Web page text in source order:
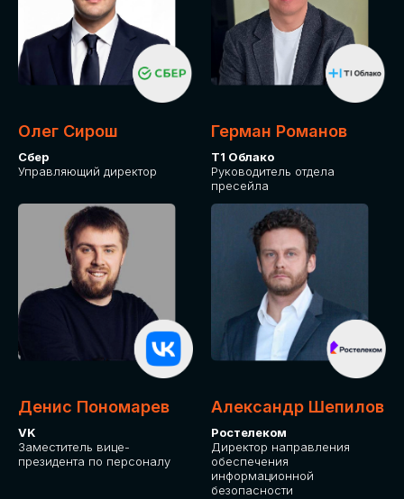
Олег Сирош
Сбер
Управляющий директор
Герман Романов
Т1 Облако
Руководитель отдела
пресейла
Денис Пономарев
VK
Заместитель вице-
президента по персоналу
Александр Шепилов
Ростелеком
Директор направления
обеспечения
информационной
безопасности